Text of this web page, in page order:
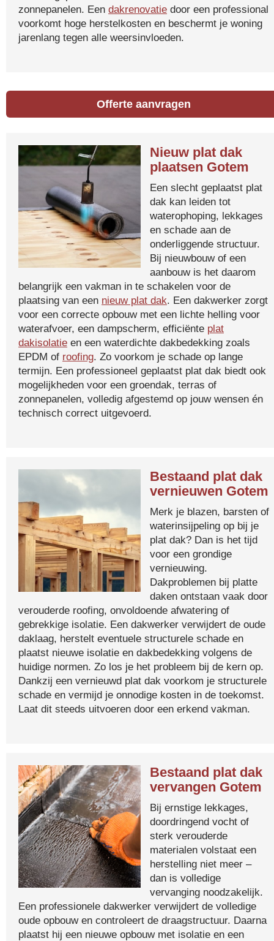
zonnepanelen. Een dakrenovatie door een professional
voorkomt hoge herstelkosten en beschermt je woning
jarenlang tegen alle weersinvloeden.
Offerte aanvragen
Nieuw plat dak
plaatsen Gotem
Een slecht geplaatst plat
dak kan leiden tot
waterophoping, lekkages
en schade aan de
onderliggende structuur.
Bij nieuwbouw of een
aanbouw is het daarom
belangrijk een vakman in te schakelen voor de
plaatsing van een nieuw plat dak. Een dakwerker zorgt
voor een correcte opbouw met een lichte helling voor
waterafvoer, een dampscherm, efficiënte plat
dakisolatie en een waterdichte dakbedekking zoals
EPDM of roofing. Zo voorkom je schade op lange
termijn. Een professioneel geplaatst plat dak biedt ook
mogelijkheden voor een groendak, terras of
zonnepanelen, volledig afgestemd op jouw wensen én
technisch correct uitgevoerd.
Bestaand plat dak
vernieuwen Gotem
Merk je blazen, barsten of
waterinsijpeling op bij je
plat dak? Dan is het tijd
voor een grondige
vernieuwing.
Dakproblemen bij platte
daken ontstaan vaak door
verouderde roofing, onvoldoende afwatering of
gebrekkige isolatie. Een dakwerker verwijdert de oude
daklaag, herstelt eventuele structurele schade en
plaatst nieuwe isolatie en dakbedekking volgens de
huidige normen. Zo los je het probleem bij de kern op.
Dankzij een vernieuwd plat dak voorkom je structurele
schade en vermijd je onnodige kosten in de toekomst.
Laat dit steeds uitvoeren door een erkend vakman.
Bestaand plat dak
vervangen Gotem
Bij ernstige lekkages,
doordringend vocht of
sterk verouderde
materialen volstaat een
herstelling niet meer –
dan is volledige
vervanging noodzakelijk.
Een professionele dakwerker verwijdert de volledige
oude opbouw en controleert de draagstructuur. Daarna
plaatst hij een nieuwe opbouw met isolatie en een